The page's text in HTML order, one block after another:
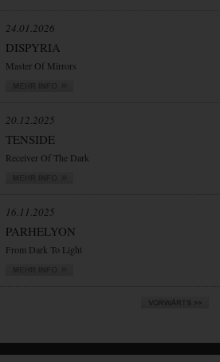
24.01.2026
DISPYRIA
Master Of Mirrors
20.12.2025
TENSIDE
Receiver Of The Dark
16.11.2025
PARHELYON
From Dark To Light